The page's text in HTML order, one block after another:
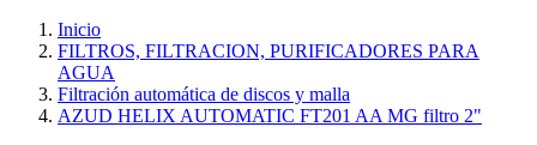
Inicio
FILTROS, FILTRACION, PURIFICADORES PARA
AGUA
Filtración automática de discos y malla
AZUD HELIX AUTOMATIC FT201 AA MG filtro 2"